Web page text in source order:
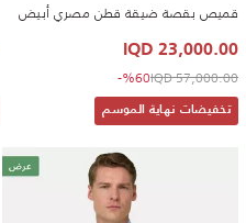
قميص بقصة ضيقة قطن مصري أبيض
23,000.00 IQD
Price reduced from
57,000.00 IQD
to 23,000.00 IQD
%60-
تخفيضات نهاية الموسم